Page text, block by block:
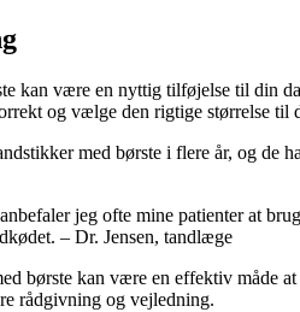
kan være en nyttig tilføjelse til din
og vælge den rigtige størrelse
med børste i flere år, og de
jeg ofte mine patienter at
– Dr. Jensen, tandlæge
børste kan være en effektiv måde
rådgivning og vejledning.